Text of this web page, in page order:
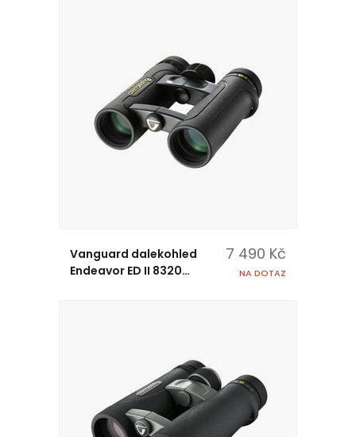
Vanguard dalekohled
Endeavor ED II 8320
7 490 Kč
NA DOTAZ